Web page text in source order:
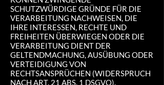
SCHUTZWÜRDIGE GRÜNDE FÜR DIE
VERARBEITUNG NACHWEISEN, DIE
IHRE INTERESSEN, RECHTE UND
FREIHEITEN ÜBERWIEGEN ODER DIE
VERARBEITUNG DIENT DER
GELTENDMACHUNG, AUSÜBUNG ODER
VERTEIDIGUNG VON
RECHTSANSPRÜCHEN (WIDERSPRUCH
NACH ART. 21 ABS. 1 DSGVO).